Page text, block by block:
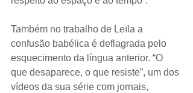
Também no trabalho de Leïla a
confusão babélica é deflagrada pelo
esquecimento da língua anterior. “O
que desaparece, o que resiste”, um dos
vídeos da sua série com jornais,